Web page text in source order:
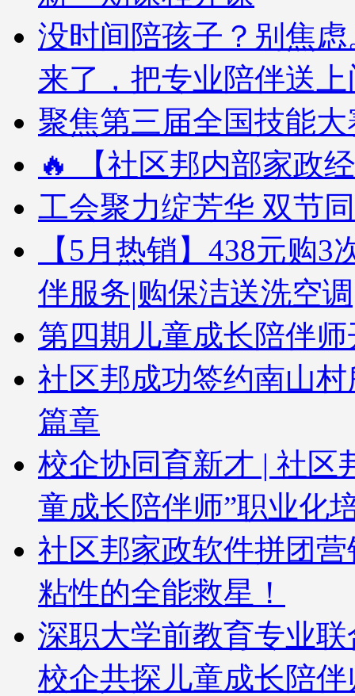
没时间陪孩子？别焦
来了，把专业陪伴送上
聚焦第三届全国技能
🔥 【社区邦内部家政
工会聚力绽芳华 双节
【5月热销】438元购
伴服务|购保洁送洗空
第四期儿童成长陪伴
社区邦成功签约南山
篇章
校企协同育新才 | 社区
童成长陪伴师”职业化
社区邦家政软件拼团
粘性的全能救星！
深职大学前教育专业
校企共探儿童成长陪